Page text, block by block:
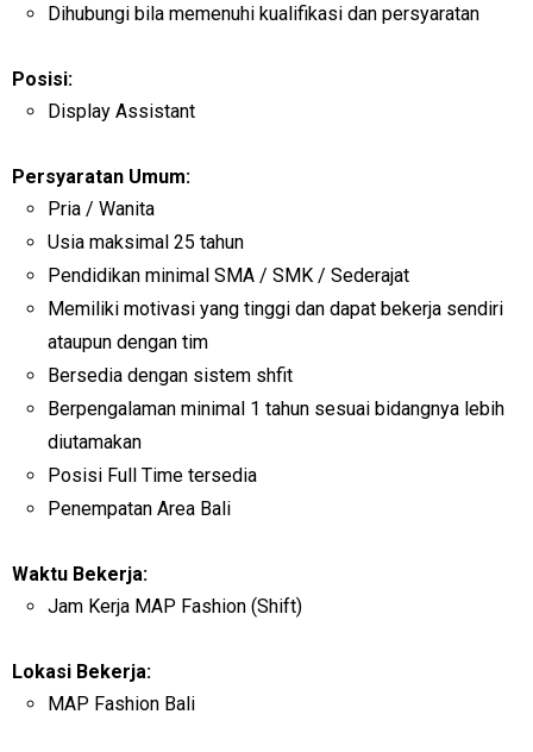
Dihubungi bila memenuhi kualifikasi dan persyaratan
Posisi:
Display Assistant
Persyaratan Umum:
Pria / Wanita
Usia maksimal 25 tahun
Pendidikan minimal SMA / SMK / Sederajat
Memiliki motivasi yang tinggi dan dapat bekerja sendiri
ataupun dengan tim
Bersedia dengan sistem shfit
Berpengalaman minimal 1 tahun sesuai bidangnya lebih
diutamakan
Posisi Full Time tersedia
Penempatan Area Bali
Waktu Bekerja:
Jam Kerja MAP Fashion (Shift)
Lokasi Bekerja:
MAP Fashion Bali